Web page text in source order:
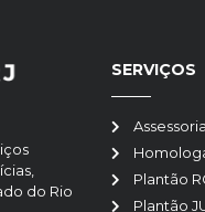
do Rio
SERVIÇOS
Plantão
Plantão